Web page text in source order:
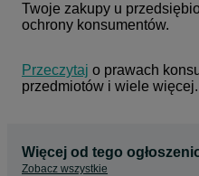
Twoje zakupy u
ochrony konsumentów.
Przeczytaj o prawach
przedmiotów i wiele więcej.
Więcej od tego
Zobacz wszystkie